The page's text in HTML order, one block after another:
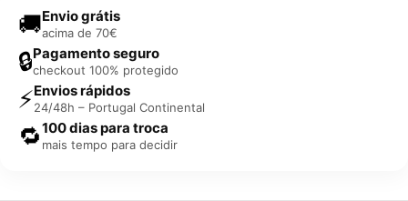
🚚Envio grátis
acima de 70€
🔒Pagamento seguro
checkout 100% protegido
⚡Envios rápidos
24/48h – Portugal Continental
🔁100 dias para troca
mais tempo para decidir